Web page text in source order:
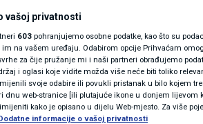
FOTO
VIDEO
stuje,
morate
vašoj privatnosti
603 pohranjujemo osobne podatke, kao što su
na vašem uređaju. Odabirom opcije Prihvaćam
za čije pružanje mi i naši partneri obrađujemo
i oglasi koje vidite možda više neće biti toliko
svoje odabire ili povukli pristanak u bilo kojem
dnu web-stranice [ili plutajuće ikone u donjem lijevom
kako je opisano u dijelu Web-mjesto. Za više
informacije o vašoj privatnosti